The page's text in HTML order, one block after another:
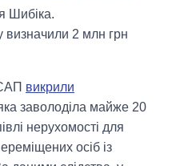
Шибіка.
2 млн грн
викрили
заволоділа майже 20
нерухомості для
осіб із